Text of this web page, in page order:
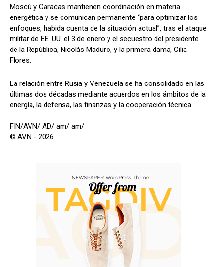
Moscú y Caracas mantienen coordinación en materia
energética y se comunican permanente “para optimizar los
enfoques, habida cuenta de la situación actual”, tras el ataque
militar de EE. UU. el 3 de enero y el secuestro del presidente
de la República, Nicolás Maduro, y la primera dama, Cilia
Flores.
La relación entre Rusia y Venezuela se ha consolidado en las
últimas dos décadas mediante acuerdos en los ámbitos de la
energía, la defensa, las finanzas y la cooperación técnica.
FIN/AVN/ AD/ am/ am/
© AVN - 2026